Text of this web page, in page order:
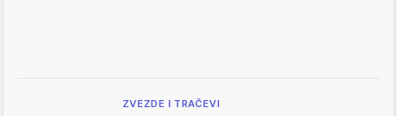
ZVEZDE I TRAČEVI